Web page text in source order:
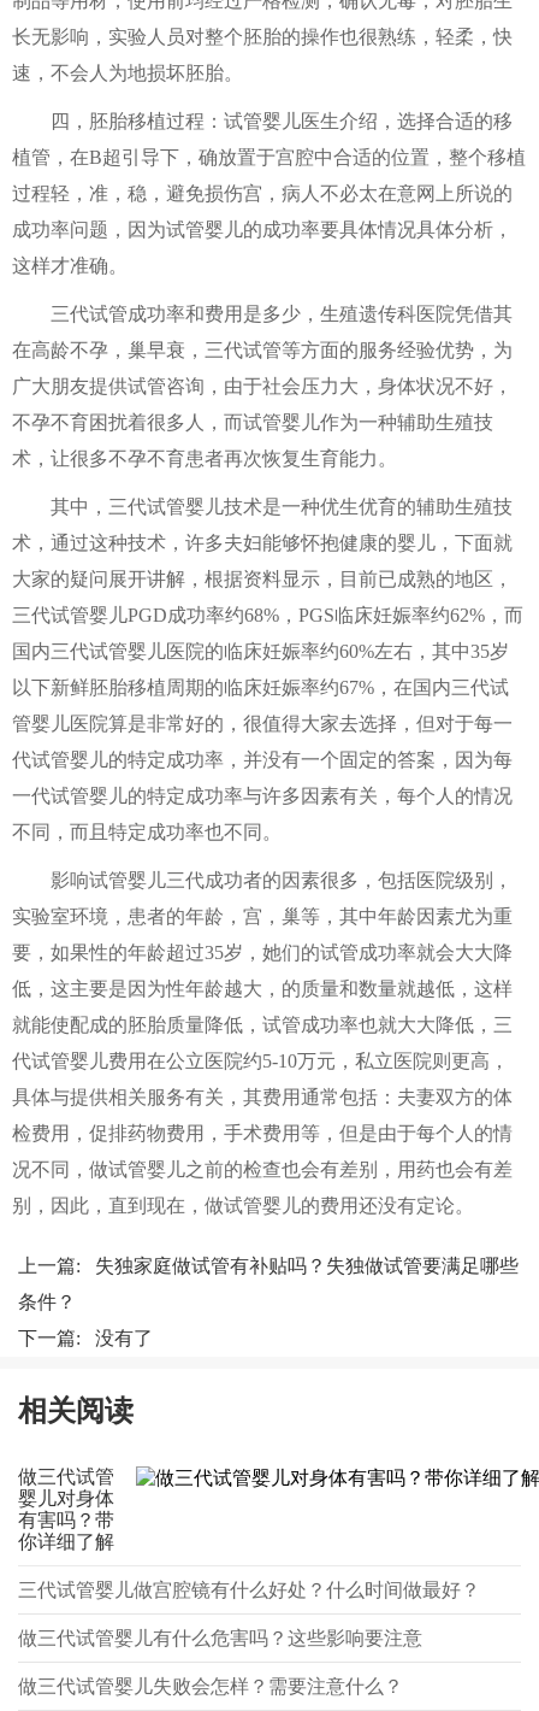
长无影响，实验人员对整个胚胎的操作也很熟练，轻柔，快
速，不会人为地损坏胚胎。
四，胚胎移植过程：试管婴儿医生介绍，选择合适的移
植管，在B超引导下，确放置于宫腔中合适的位置，整个移植
过程轻，准，稳，避免损伤宫，病人不必太在意网上所说的
成功率问题，因为试管婴儿的成功率要具体情况具体分析，
这样才准确。
三代试管成功率和费用是多少，生殖遗传科医院凭借其
在高龄不孕，巢早衰，三代试管等方面的服务经验优势，为
广大朋友提供试管咨询，由于社会压力大，身体状况不好，
不孕不育困扰着很多人，而试管婴儿作为一种辅助生殖技
术，让很多不孕不育患者再次恢复生育能力。
其中，三代试管婴儿技术是一种优生优育的辅助生殖技
术，通过这种技术，许多夫妇能够怀抱健康的婴儿，下面就
大家的疑问展开讲解，根据资料显示，目前已成熟的地区，
三代试管婴儿PGD成功率约68%，PGS临床妊娠率约62%，而
国内三代试管婴儿医院的临床妊娠率约60%左右，其中35岁
以下新鲜胚胎移植周期的临床妊娠率约67%，在国内三代试
管婴儿医院算是非常好的，很值得大家去选择，但对于每一
代试管婴儿的特定成功率，并没有一个固定的答案，因为每
一代试管婴儿的特定成功率与许多因素有关，每个人的情况
不同，而且特定成功率也不同。
影响试管婴儿三代成功者的因素很多，包括医院级别，
实验室环境，患者的年龄，宫，巢等，其中年龄因素尤为重
要，如果性的年龄超过35岁，她们的试管成功率就会大大降
低，这主要是因为性年龄越大，的质量和数量就越低，这样
就能使配成的胚胎质量降低，试管成功率也就大大降低，三
代试管婴儿费用在公立医院约5-10万元，私立医院则更高，
具体与提供相关服务有关，其费用通常包括：夫妻双方的体
检费用，促排药物费用，手术费用等，但是由于每个人的情
况不同，做试管婴儿之前的检查也会有差别，用药也会有差
别，因此，直到现在，做试管婴儿的费用还没有定论。
上一篇: 失独家庭做试管有补贴吗？失独做试管要满足哪些
条件？
下一篇: 没有了
相关阅读
做三代试管
婴儿对身体
有害吗？带
你详细了解
三代试管婴儿做宫腔镜有什么好处？什么时间做最好？
做三代试管婴儿有什么危害吗？这些影响要注意
做三代试管婴儿失败会怎样？需要注意什么？